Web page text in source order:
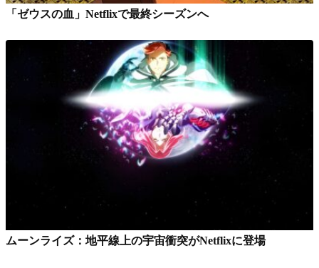
「ゼウスの血」Netflixで最終シーズンへ
ムーンライズ：地平線上の宇宙衝突がNetflixに登場